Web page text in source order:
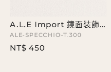
A.L.E Import 鏡面裝飾圓盤
ALE-SPECCHIO-T.300
NT$ 450